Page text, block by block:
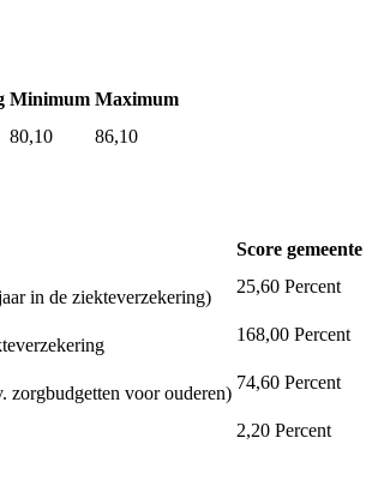
Minimum Maximum
80,10 86,10
Score gemeente
in de ziekteverzekering)
25,60 Percent
168,00 Percent
zorgbudgetten voor ouderen)
74,60 Percent
2,20 Percent